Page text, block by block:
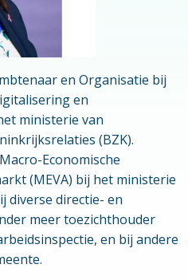
en Organisatie bij
en
ministerie van
(BZK).
Economische
(MEVA) bij het ministerie
diverse directie- en
meer toezichthouder
en bij andere